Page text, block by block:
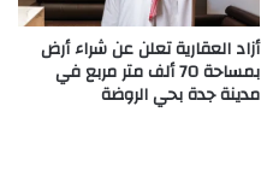
أزاد العقارية تعلن عن شراء أرض
بمساحة 70 ألف متر مربع في
مدينة جدة بحي الروضة